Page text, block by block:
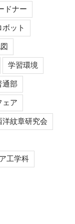
ドナー
ボット
学習環境
通部
ェア
洋紋章研究会
工学科